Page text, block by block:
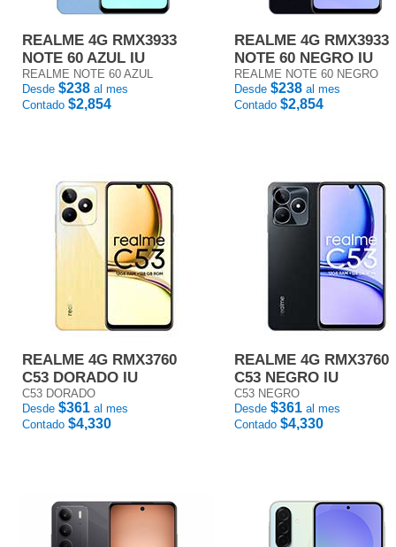
REALME 4G RMX3933
NOTE 60 AZUL IU
REALME NOTE 60 AZUL
Desde $238 al mes
Contado $2,854
REALME 4G RMX3933
NOTE 60 NEGRO IU
REALME NOTE 60 NEGRO
Desde $238 al mes
Contado $2,854
REALME 4G RMX3760
C53 DORADO IU
C53 DORADO
Desde $361 al mes
Contado $4,330
REALME 4G RMX3760
C53 NEGRO IU
C53 NEGRO
Desde $361 al mes
Contado $4,330